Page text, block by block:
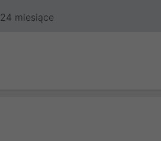
24 miesiące